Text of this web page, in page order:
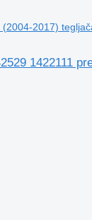
(2004-2017)
1422111